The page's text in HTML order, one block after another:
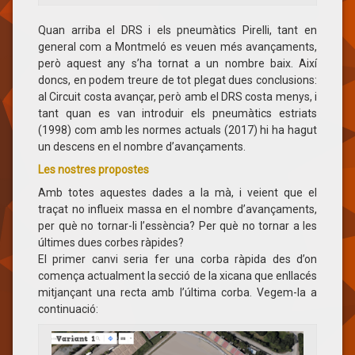
Quan arriba el DRS i els pneumàtics Pirelli, tant en
general com a Montmeló es veuen més avançaments,
però aquest any s’ha tornat a un nombre baix. Així
doncs, en podem treure de tot plegat dues conclusions:
al Circuit costa avançar, però amb el DRS costa menys, i
tant quan es van introduir els pneumàtics estriats
(1998) com amb les normes actuals (2017) hi ha hagut
un descens en el nombre d’avançaments.
Les nostres propostes
Amb totes aquestes dades a la mà, i veient que el
traçat no influeix massa en el nombre d’avançaments,
per què no tornar-li l’essència? Per què no tornar a les
últimes dues corbes ràpides?
El primer canvi seria fer una corba ràpida des d’on
comença actualment la secció de la xicana que enllacés
mitjançant una recta amb l’última corba. Vegem-la a
continuació: